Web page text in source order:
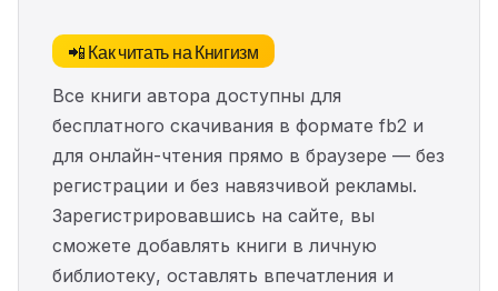
📲 Как читать на Книгизм
Все книги автора доступны для
бесплатного скачивания в формате fb2 и
для онлайн-чтения прямо в браузере — без
регистрации и без навязчивой рекламы.
Зарегистрировавшись на сайте, вы
сможете добавлять книги в личную
библиотеку, оставлять впечатления и